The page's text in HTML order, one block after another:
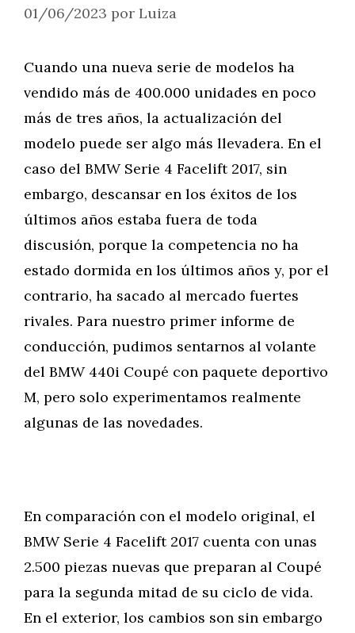
01/06/2023 por Luiza
Cuando una nueva serie de modelos ha
vendido más de 400.000 unidades en poco
más de tres años, la actualización del
modelo puede ser algo más llevadera. En el
caso del BMW Serie 4 Facelift 2017, sin
embargo, descansar en los éxitos de los
últimos años estaba fuera de toda
discusión, porque la competencia no ha
estado dormida en los últimos años y, por el
contrario, ha sacado al mercado fuertes
rivales. Para nuestro primer informe de
conducción, pudimos sentarnos al volante
del BMW 440i Coupé con paquete deportivo
M, pero solo experimentamos realmente
algunas de las novedades.
En comparación con el modelo original, el
BMW Serie 4 Facelift 2017 cuenta con unas
2.500 piezas nuevas que preparan al Coupé
para la segunda mitad de su ciclo de vida.
En el exterior, los cambios son sin embargo